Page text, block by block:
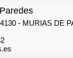
- MURIAS DE